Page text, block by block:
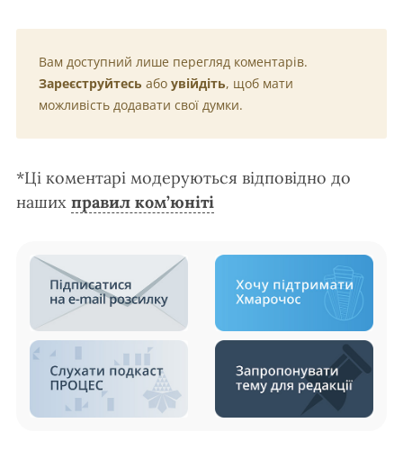
Вам доступний лише перегляд коментарів.
Зареєструйтесь або увійдіть, щоб мати
можливість додавати свої думки.
*Ці коментарі модеруються відповідно до
наших правил ком’юніті